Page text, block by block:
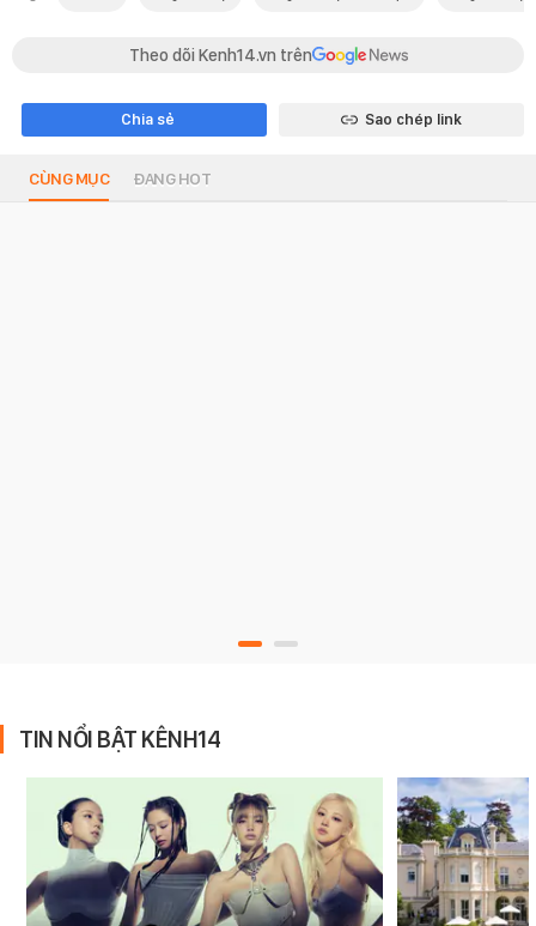
Theo dõi Kenh14.vn trên
Chia sẻ Sao chép link
CÙNG MỤC ĐANG HOT
TIN NỔI BẬT KÊNH14